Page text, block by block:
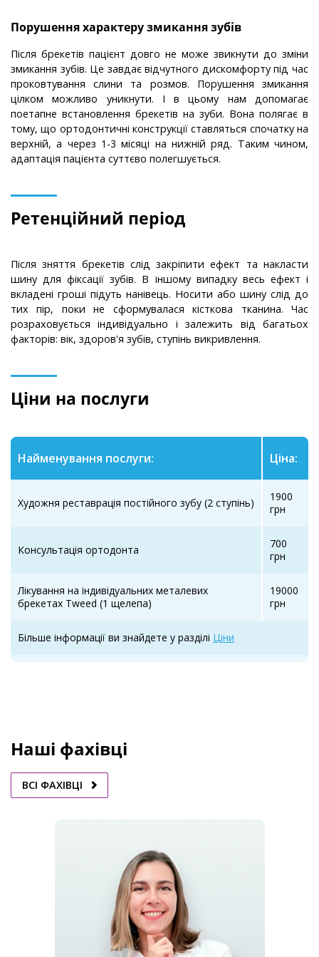
Порушення характеру змикання зубів
Після брекетів пацієнт довго не може звикнути до зміни
змикання зубів. Це завдає відчутного дискомфорту під час
проковтування слини та розмов. Порушення змикання
цілком можливо уникнути. І в цьому нам допомагає
поетапне встановлення брекетів на зуби. Вона полягає в
тому, що ортодонтичні конструкції ставляться спочатку на
верхній, а через 1-3 місяці на нижній ряд. Таким чином,
адаптація пацієнта суттєво полегшується.
Ретенційний період
Після зняття брекетів слід закріпити ефект та накласти
шину для фіксації зубів. В іншому випадку весь ефект і
вкладені гроші підуть нанівець. Носити або шину слід до
тих пір, поки не сформувалася кісткова тканина. Час
розраховується індивідуально і залежить від багатьох
факторів: вік, здоров'я зубів, ступінь викривлення.
Ціни на послуги
Найменування послуги: Ціна:
Художня реставрація постійного зубу (2 ступінь)
1900
грн
Консультація ортодонта
700
грн
Лікування на індивідуальних металевих
брекетах Tweed (1 щелепа)
19000
грн
Більше інформації ви знайдете у разділі Ціни
Наші фахівці
ВСІ ФАХІВЦІ